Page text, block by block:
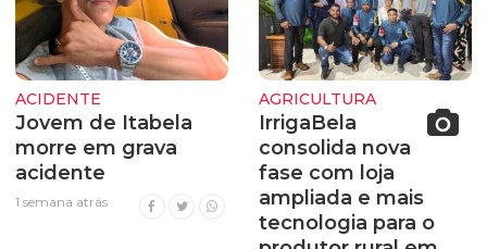
ACIDENTE
Jovem de Itabela
morre em grava
acidente
1 semana atrás
AGRICULTURA
IrrigaBela
consolida nova
fase com loja
ampliada e mais
tecnologia para o